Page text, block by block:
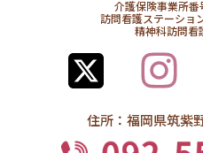
介護保険事業所
訪問看護ステーショ
精神科訪問看
住所：福岡県筑紫